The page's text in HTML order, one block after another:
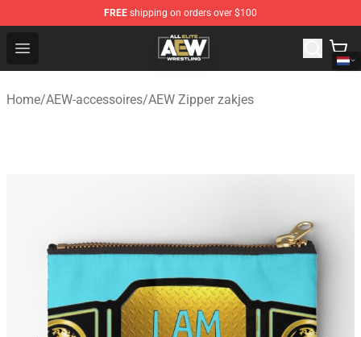
FREE shipping on orders over $100
Open menu
Aew Shop ⚡️ Official Aew Merchandise Store
Home/AEW-accessoires/AEW Zipper zakjes